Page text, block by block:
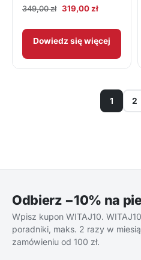
349,00zł Pierwotna
wynosiła:
349,00 zł.
319,00złAktualna
wynosi:
319,00 zł.
Dowiedz się więcej
1 2
Odbierz −10% na
Wpisz kupon WITAJ10.
poradniki, maks. 2 razy w
zamówieniu od 100 zł.